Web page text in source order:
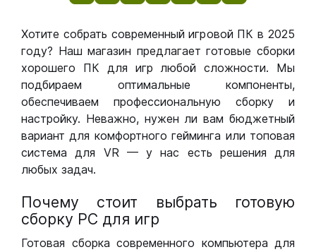
Хотите собрать современный игровой ПК в 2025
году? Наш магазин предлагает готовые сборки
хорошего ПК для игр любой сложности. Мы
подбираем оптимальные компоненты,
обеспечиваем профессиональную сборку и
настройку. Неважно, нужен ли вам бюджетный
вариант для комфортного гейминга или топовая
система для VR — у нас есть решения для
любых задач.
Почему стоит выбрать готовую
сборку РС для игр
Готовая сборка современного компьютера для